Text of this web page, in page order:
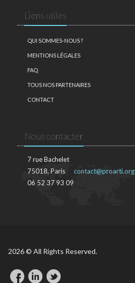
Liens utiles
QUI SOMMES-NOUS ?
MENTIONS LÉGALES
FAQ
TOUS NOS PARTENAIRES
CONTACT
Nous contacter
7 rue Bachelet
75018, Paris
06 52 37 93 09
contact@proarti.org
2026 © All Rights Reserved.